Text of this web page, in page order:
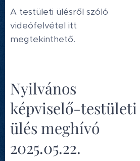
A testületi ülésről szóló
videófelvétel itt
megtekinthető.
Nyilvános
képviselő-testületi
ülés meghívó
2025.05.22.